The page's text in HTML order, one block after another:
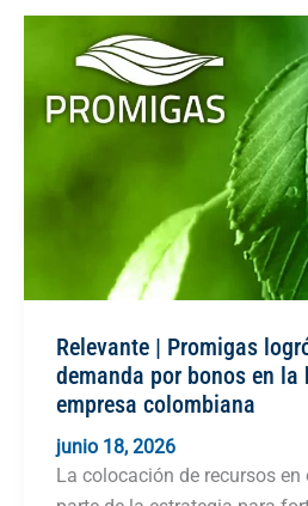
Relevante | Promigas
demanda por bonos en la
empresa colombiana
junio 18, 2026
La colocación de recursos en